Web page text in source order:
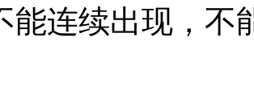
能连续出现，